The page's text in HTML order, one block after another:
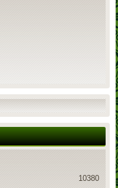
10380